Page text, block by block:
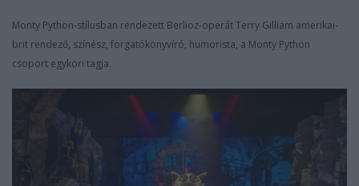
Monty Python-stílusban rendezett Berlioz-operát Terry Gilliam amerikai-
brit rendező, színész, forgatókönyvíró, humorista, a Monty Python
csoport egykori tagja.